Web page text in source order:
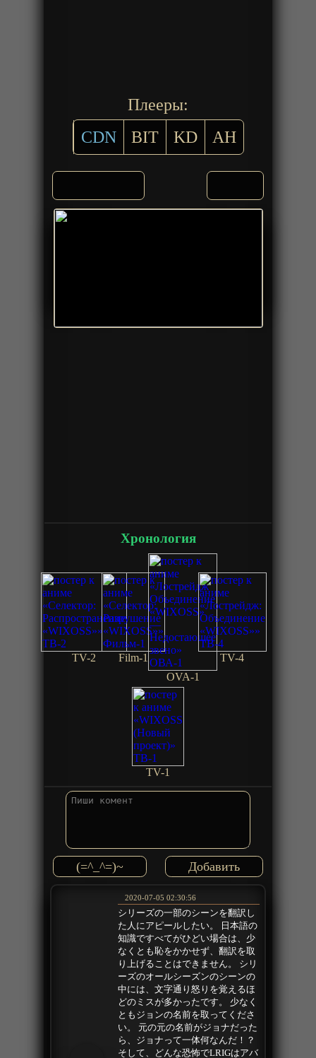
Плееры:
CDN
BIT KD AH
Хронология
TV-2
Film-1
OVA-1
TV-4
TV-1
(=^_^=)~
2020-07-05 02:30:56
シリーズの一部のシーンを翻訳し
た人にアピールしたい。 日本語の
知識ですべてがひどい場合は、少
なくとも恥をかかせず、翻訳を取
り上げることはできません。 シリ
ーズのオールシーズンのシーンの
中には、文字通り怒りを覚えるほ
どのミスが多かったです。 少なく
ともジョンの名前を取ってくださ
い。 元の元の名前がジョナだった
ら、ジョナって一体何なんだ！？
そして、どんな恐怖でLRIGはアバ